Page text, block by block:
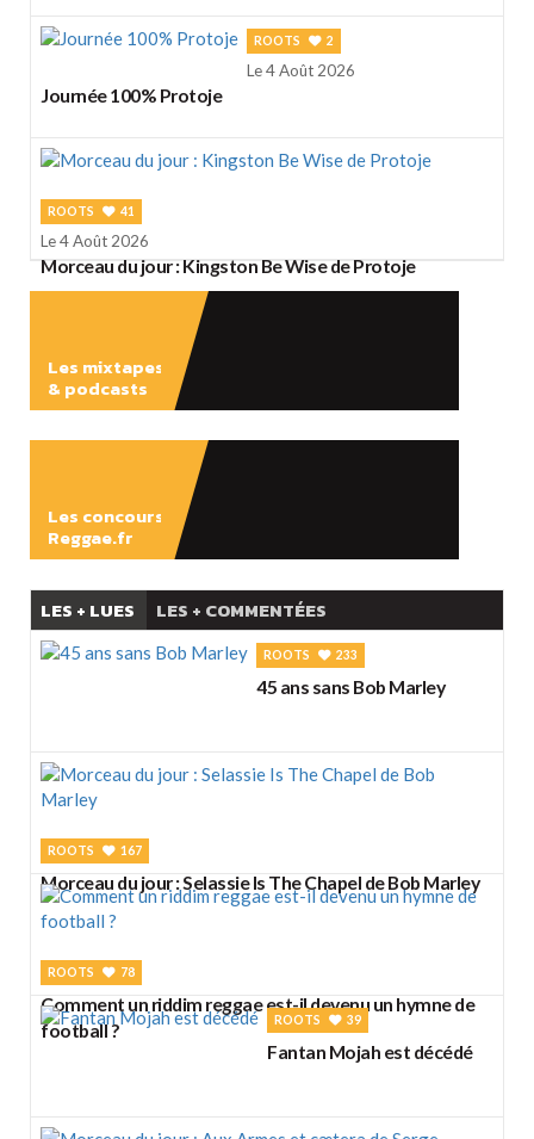
ROOTS 2
Le 4 Août 2026
Journée 100% Protoje
ROOTS 41
Le 4 Août 2026
Morceau du jour : Kingston Be Wise de Protoje
Les mixtapes
& podcasts
Les concours
Reggae.fr
LES + LUES LES + COMMENTÉES
ROOTS 233
45 ans sans Bob Marley
ROOTS 167
Morceau du jour : Selassie Is The Chapel de Bob Marley
ROOTS 78
Comment un riddim reggae est-il devenu un hymne de
football ?
ROOTS 39
Fantan Mojah est décédé